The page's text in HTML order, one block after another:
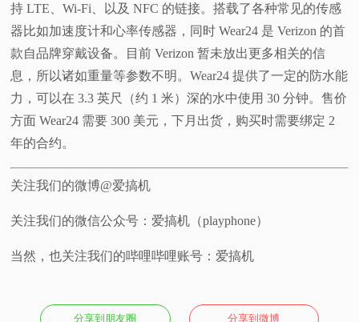
验
专
题
持 LTE、Wi-Fi、以及 NFC 的链接。搭载了各种常见的传感
器比如加速度计和心率传感器，同时 Wear24 是 Verizon 的首
款自品牌穿戴设备。目前 Verizon 暂未放出更多相关的信
息，所以诸如重量等参数不明。Wear24 提供了一定的防水能
力，可以在 3.3 英尺（约 1 米）深的水中使用 30 分钟。售价
方面 Wear24 需要 300 美元，下月出货，购买时需要绑定 2
年的合约。
关注我们的微博@爱搞机
关注我们的微信公众号：爱搞机（playphone）
当然，也关注我们的哔哩哔哩账号：爱搞机
分享到朋友圈 分享到微博